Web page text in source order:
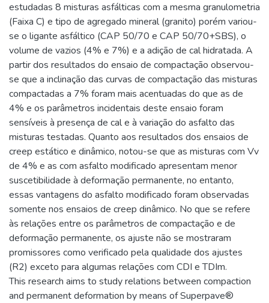
estudadas 8 misturas asfálticas com a mesma granulometria
(Faixa C) e tipo de agregado mineral (granito) porém variou-
se o ligante asfáltico (CAP 50/70 e CAP 50/70+SBS), o
volume de vazios (4% e 7%) e a adição de cal hidratada. A
partir dos resultados do ensaio de compactação observou-
se que a inclinação das curvas de compactação das misturas
compactadas a 7% foram mais acentuadas do que as de
4% e os parâmetros incidentais deste ensaio foram
sensíveis à presença de cal e à variação do asfalto das
misturas testadas. Quanto aos resultados dos ensaios de
creep estático e dinâmico, notou-se que as misturas com Vv
de 4% e as com asfalto modificado apresentam menor
suscetibilidade à deformação permanente, no entanto,
essas vantagens do asfalto modificado foram observadas
somente nos ensaios de creep dinâmico. No que se refere
às relações entre os parâmetros de compactação e de
deformação permanente, os ajuste não se mostraram
promissores como verificado pela qualidade dos ajustes
(R2) exceto para algumas relações com CDI e TDIm.
This research aims to study relations between compaction
and permanent deformation by means of Superpave®